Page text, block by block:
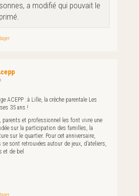
a modifié qui pouvait le
ACEPP : à Lille, la crèche parentale Les
35 ans !
parents et professionnel·les font vivre une
sur la participation des familles, la
sur le quartier. Pour cet anniversaire,
sont retrouvées autour de jeux, d’ateliers,
et de bel